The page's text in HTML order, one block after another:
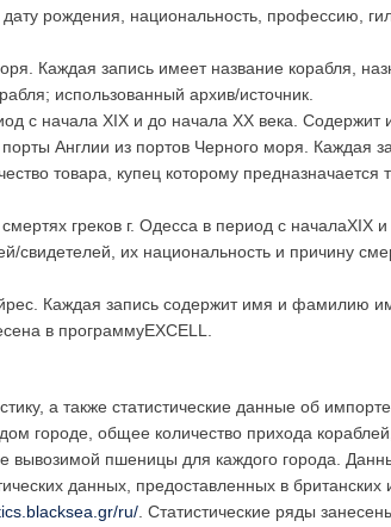
рождения, национальность, профессию,
Каждая запись имеет название корабля,
использованный архив/источник.
с начала XIX и до начала XX века.
Англии из портов Черного моря. Каждая
товара, купец которому предназначается
греков г. Одесса в период с началаXIX
их национальность и причину
Каждая запись содержит имя и фамилию
в программуEXCELL.
а также статистические данные об
городе, общее количество прихода
пшеницы для каждого города.
данных, предоставленных в британских
ru/ . Статистические ряды